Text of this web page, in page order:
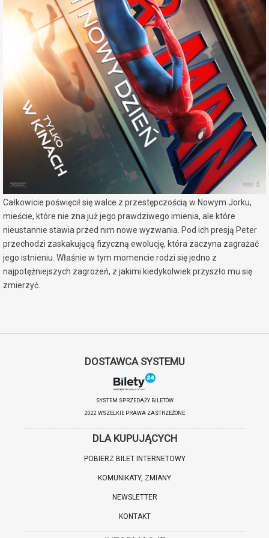
miejscowość:
Konin
adres:
Al. 1 Maja 7a
data i godzina:
01.08.2026, g. 17:30
Info
Opis wydarzenia:
Od wydarzeń z filmu Bez drogi do domu minęły cztery lata. Peter
Parker jest teraz dorosłym mężczyzną, samotnikiem bez rodziny i
przyjaciół. Aby ocalić świat, wymazał się z ich życia i pamięci, a
konsekwencje tej decyzji odczuwa każdego dnia.
Całkowicie poświęcił się walce z przestępczością w Nowym Jorku,
mieście, które nie zna już jego prawdziwego imienia, ale które
nieustannie stawia przed nim nowe wyzwania. Pod ich presją Peter
przechodzi zaskakującą fizyczną ewolucję, która zaczyna zagrażać
jego istnieniu. Właśnie w tym momencie rodzi się jedno z
najpotężniejszych zagrożeń, z jakimi kiedykolwiek przyszło mu się
zmierzyć.
DOSTAWCA SYSTEMU
SYSTEM SPRZEDAŻY BILETÓW
2022 WSZELKIE PRAWA ZASTRZEŻONE
DLA KUPUJĄCYCH
POBIERZ BILET INTERNETOWY
KOMUNIKATY, ZMIANY
NEWSLETTER
KONTAKT